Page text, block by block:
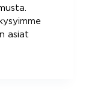
asiat